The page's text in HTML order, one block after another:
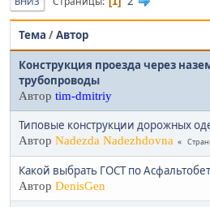
Тема /Автор
Конструкция проезда через
трубопроводы
Автор tim-dmitriy
Типовые конструкции дорожных
Автор Nadezda Nadezhdovna
Какой выбрать ГОСТ по
Автор DenisGen